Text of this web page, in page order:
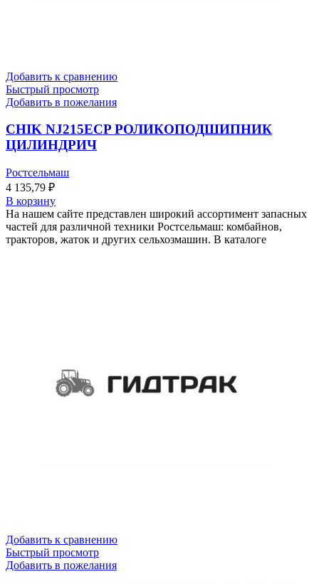
Добавить к сравнению
Быстрый просмотр
Добавить в пожелания
CHIK NJ215ECP РОЛИКОПОДШИПНИК
ЦИЛИНДРИЧ
Ростсельмаш
4 135,79 ₽
В корзину
На нашем сайте представлен широкий ассортимент запасных
частей для различной техники Ростсельмаш: комбайнов,
тракторов, жаток и других сельхозмашин. В каталоге
Добавить к сравнению
Быстрый просмотр
Добавить в пожелания